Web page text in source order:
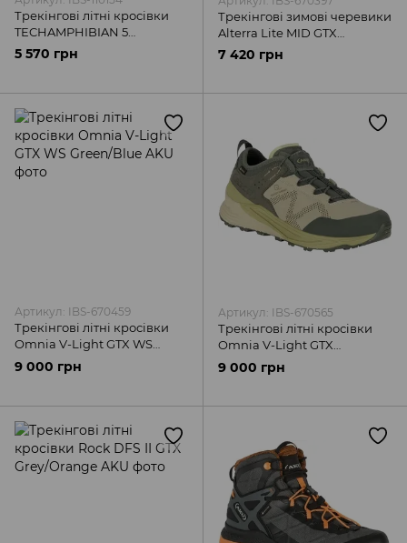
Трекінгові літні кросівки
TECHAMPHIBIAN 5
Black/Magnet/Monument
Salomon
5 570 грн
Трекінгові зимові черевики
Alterra Lite MID GTX
sand/green AKU
7 420 грн
Артикул: IBS-670459
Трекінгові літні кросівки
Omnia V-Light GTX WS
Green/Blue AKU
9 000 грн
Артикул: IBS-670565
Трекінгові літні кросівки
Omnia V-Light GTX
Beige/Green AKU
9 000 грн